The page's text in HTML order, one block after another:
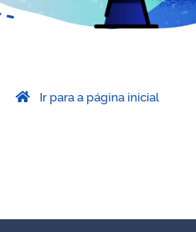
Ir para a página inicial